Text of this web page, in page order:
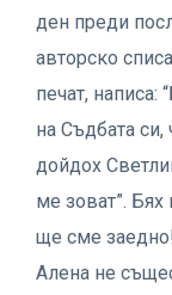
ден преди
авторско
печат, написа:
на Съдбата си,
дойдох
ме зоват”.
ще сме
Алена не